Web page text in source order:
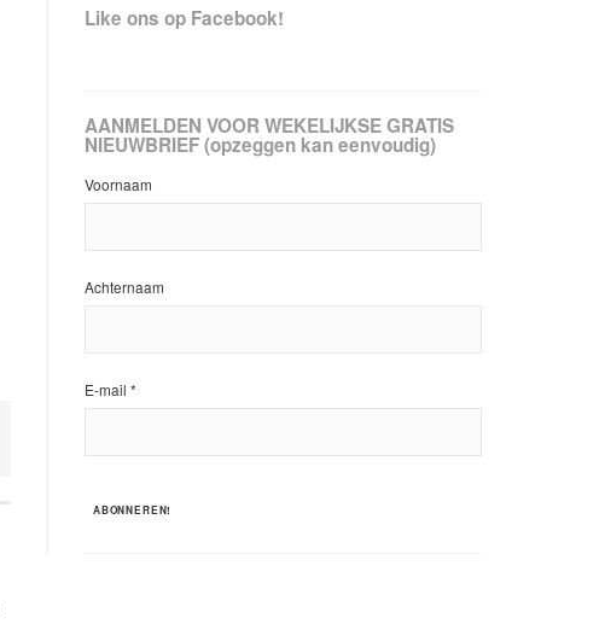
Like ons op Facebook!
AANMELDEN VOOR WEKELIJKSE GRATIS
NIEUWBRIEF (opzeggen kan eenvoudig)
Voornaam
Achternaam
E-mail *